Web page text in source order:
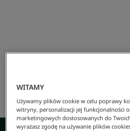
SKOMPLETUJ
WITAMY
Używamy plików cookie w celu poprawy
witryny, personalizacji jej funkcjonalności
marketingowych dostosowanych do
wyrażasz zgodę na używanie plików